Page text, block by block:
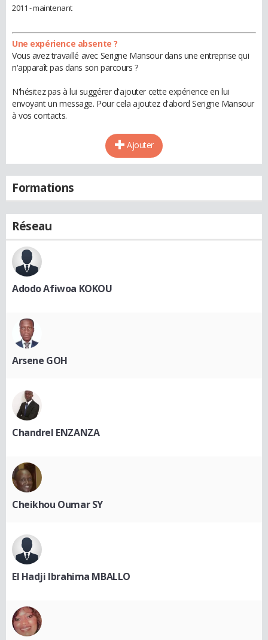
2011 - maintenant
Une expérience absente ?
Vous avez travaillé avec Serigne Mansour dans une entreprise qui
n'apparaît pas dans son parcours ?
N'hésitez pas à lui suggérer d'ajouter cette expérience en lui
envoyant un message. Pour cela ajoutez d'abord Serigne Mansour
à vos contacts.
Ajouter
Formations
Réseau
Adodo Afiwoa KOKOU
Arsene GOH
Chandrel ENZANZA
Cheikhou Oumar SY
El Hadji Ibrahima MBALLO